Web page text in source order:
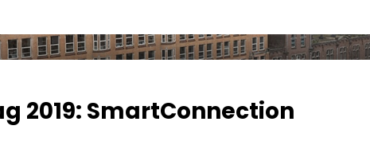
2019: SmartConnection